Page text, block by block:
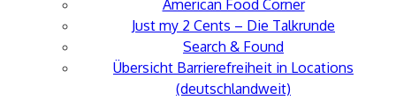
American Food Corner
Just my 2 Cents – Die Talkrunde
Search & Found
Übersicht Barrierefreiheit in Locations
(deutschlandweit)